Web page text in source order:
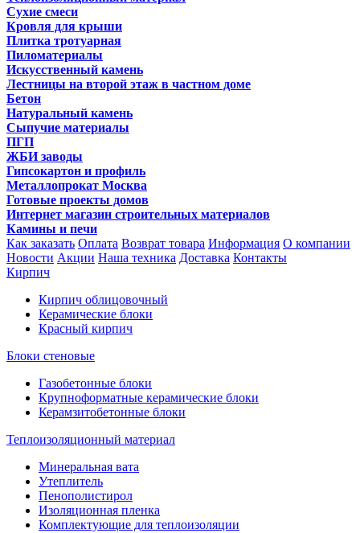
Сухие смеси
Кровля для крыши
Плитка тротуарная
Пиломатериалы
Искусственный камень
Лестницы на второй этаж в частном доме
Бетон
Натуральный камень
Сыпучие материалы
ПГП
ЖБИ заводы
Гипсокартон и профиль
Металлопрокат Москва
Готовые проекты домов
Интернет магазин строительных материалов
Камины и печи
Как заказать Оплата Возврат товара Информация О компании
Новости Акции Наша техника Доставка Контакты
Кирпич
Кирпич облицовочный
Керамические блоки
Красный кирпич
Блоки стеновые
Газобетонные блоки
Крупноформатные керамические блоки
Керамзитобетонные блоки
Теплоизоляционный материал
Минеральная вата
Утеплитель
Пенополистирол
Изоляционная пленка
Комплектующие для теплоизоляции